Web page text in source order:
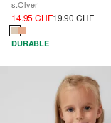
s.Oliver
14.95 CHF19.90 CHF
DURABLE